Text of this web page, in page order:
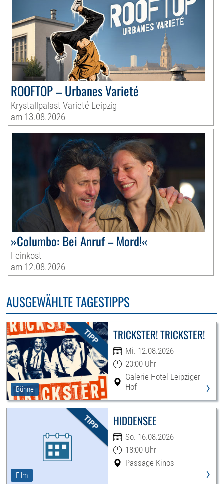
ROOFTOP – Urbanes Varieté
Krystallpalast Varieté Leipzig
am 13.08.2026
»Columbo: Bei Anruf – Mord!«
Feinkost
am 12.08.2026
AUSGEWÄHLTE TAGESTIPPS
Bühne
TRICKSTER! TRICKSTER!
Mi. 12.08.2026
20:00 Uhr
Galerie Hotel Leipziger
Hof
›
Film
HIDDENSEE
So. 16.08.2026
18:00 Uhr
Passage Kinos
›